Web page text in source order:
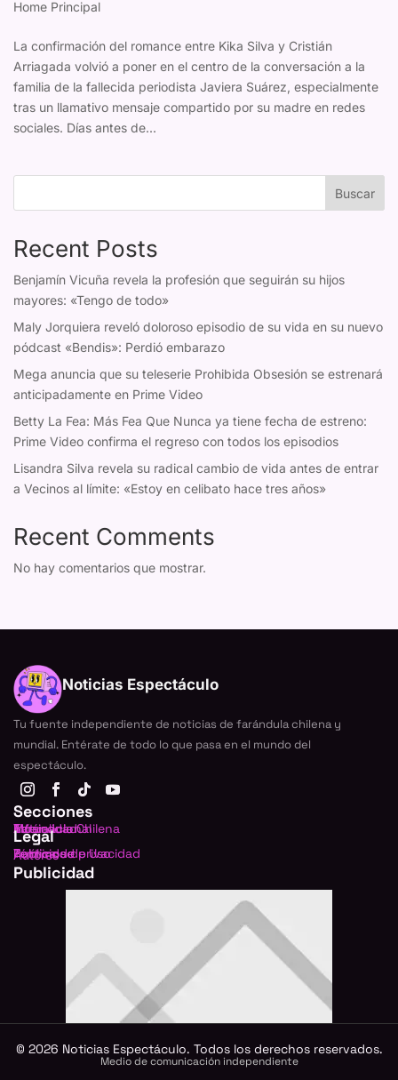
Home Principal
La confirmación del romance entre Kika Silva y Cristián
Arriagada volvió a poner en el centro de la conversación a la
familia de la fallecida periodista Javiera Suárez, especialmente
tras un llamativo mensaje compartido por su madre en redes
sociales. Días antes de...
Buscar
Recent Posts
Benjamín Vicuña revela la profesión que seguirán su hijos
mayores: «Tengo de todo»
Maly Jorquiera reveló doloroso episodio de su vida en su nuevo
pódcast «Bendis»: Perdió embarazo
Mega anuncia que su teleserie Prohibida Obsesión se estrenará
anticipadamente en Prime Video
Betty La Fea: Más Fea Que Nunca ya tiene fecha de estreno:
Prime Video confirma el regreso con todos los episodios
Lisandra Silva revela su radical cambio de vida antes de entrar
a Vecinos al límite: «Estoy en celibato hace tres años»
Recent Comments
No hay comentarios que mostrar.
Noticias Espectáculo
Tu fuente independiente de noticias de farándula chilena y
mundial. Entérate de todo lo que pasa en el mundo del
espectáculo.
Secciones
Farándula Chilena
Internacional
TV
Música
Actualidad
Legal
Política de privacidad
Términos de Uso
Publicidad
Autores
Publicidad
© 2026 Noticias Espectáculo. Todos los derechos reservados.
Medio de comunicación independiente